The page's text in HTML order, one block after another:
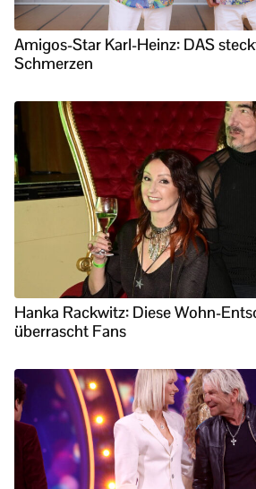
Amigos-Star Karl-Heinz: DAS
Schmerzen
Hanka Rackwitz: Diese Wohn-
überrascht Fans